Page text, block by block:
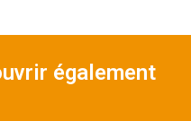
également